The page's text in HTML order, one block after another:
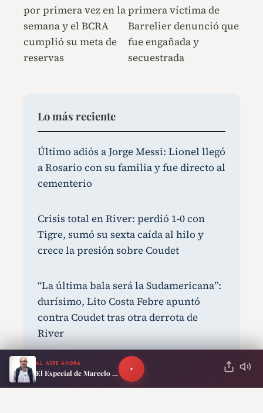
por primera vez en la
semana y el BCRA
cumplió su meta de
reservas
primera víctima de
Barrelier denunció que
fue engañada y
secuestrada
Lo más reciente
Último adiós a Jorge Messi: Lionel llegó
a Rosario con su familia y fue directo al
cementerio
Crisis total en River: perdió 1-0 con
Tigre, sumó su sexta caída al hilo y
crece la presión sobre Coudet
“La última bala será la Sudamericana”:
durísimo, Lito Costa Febre apuntó
contra Coudet tras otra derrota de
River
Boca mejoró y mereció más, pero
volvió a pagar caro un error: empate 1-
AL AIRE AHORA
El Especial de Marcelo Neira